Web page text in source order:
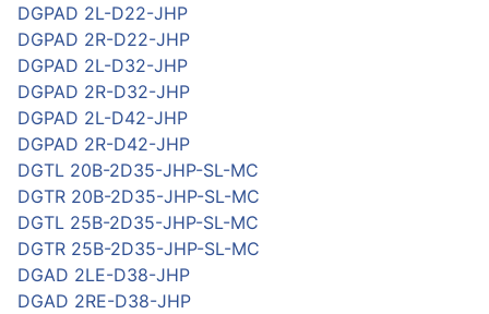
DGPAD 2L-D22-JHP
DGPAD 2R-D22-JHP
DGPAD 2L-D32-JHP
DGPAD 2R-D32-JHP
DGPAD 2L-D42-JHP
DGPAD 2R-D42-JHP
DGTL 20B-2D35-JHP-SL-MC
DGTR 20B-2D35-JHP-SL-MC
DGTL 25B-2D35-JHP-SL-MC
DGTR 25B-2D35-JHP-SL-MC
DGAD 2LE-D38-JHP
DGAD 2RE-D38-JHP